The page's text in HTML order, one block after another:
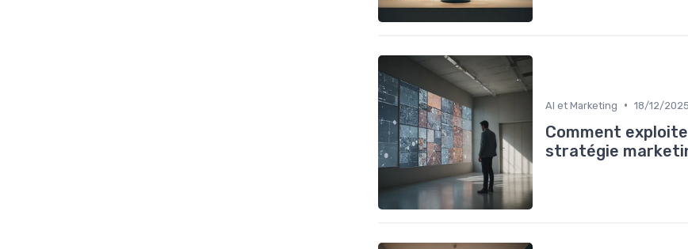
AI et Marketing • 18/12/2025
Comment
stratégie